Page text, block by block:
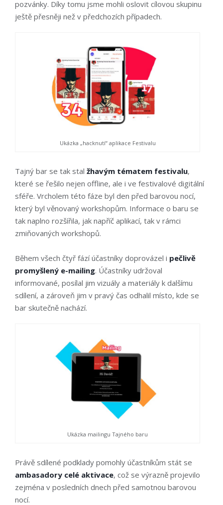
pozvánky. Díky tomu jsme mohli oslovit cílovou skupinu
ještě přesněji než v předchozích případech.
Ukázka „hacknutí“ aplikace Festivalu
Tajný bar se tak stal žhavým tématem festivalu,
které se řešilo nejen offline, ale i ve festivalové digitální
sféře. Vrcholem této fáze byl den před barovou nocí,
který byl věnovaný workshopům. Informace o baru se
tak naplno rozšířila, jak napříč aplikací, tak v rámci
zmiňovaných workshopů.
Během všech čtyř fází účastníky doprovázel i pečlivě
promyšlený e-mailing. Účastníky udržoval
informované, posílal jim vizuály a materiály k dalšímu
sdílení, a zároveň jim v pravý čas odhalil místo, kde se
bar skutečně nachází.
Ukázka mailingu Tajného baru
Právě sdílené podklady pomohly účastníkům stát se
ambasadory celé aktivace, což se výrazně projevilo
zejména v posledních dnech před samotnou barovou
nocí.